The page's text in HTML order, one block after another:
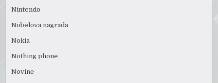
Nintendo
Nobelova nagrada
Nokia
Nothing phone
Novine